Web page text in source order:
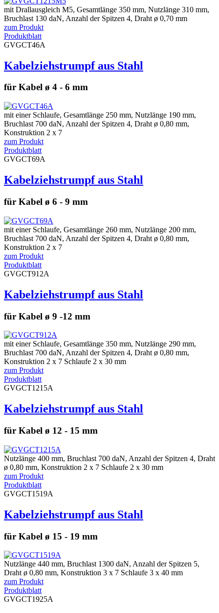
mit Drallausgleich M5, Gesamtlänge 350 mm, Nutzlänge 310 mm,
Bruchlast 130 daN, Anzahl der Spitzen 4, Draht ø 0,70 mm
zum Produkt
Produktblatt
GVGCT46A
Kabelziehstrumpf aus Stahl
für Kabel ø 4 - 6 mm
mit einer Schlaufe, Gesamtlänge 250 mm, Nutzlänge 190 mm,
Bruchlast 700 daN, Anzahl der Spitzen 4, Draht ø 0,80 mm,
Konstruktion 2 x 7
zum Produkt
Produktblatt
GVGCT69A
Kabelziehstrumpf aus Stahl
für Kabel ø 6 - 9 mm
mit einer Schlaufe, Gesamtlänge 260 mm, Nutzlänge 200 mm,
Bruchlast 700 daN, Anzahl der Spitzen 4, Draht ø 0,80 mm,
Konstruktion 2 x 7
zum Produkt
Produktblatt
GVGCT912A
Kabelziehstrumpf aus Stahl
für Kabel ø 9 -12 mm
mit einer Schlaufe, Gesamtlänge 350 mm, Nutzlänge 290 mm,
Bruchlast 700 daN, Anzahl der Spitzen 4, Draht ø 0,80 mm,
Konstruktion 2 x 7 Schlaufe 2 x 30 mm
zum Produkt
Produktblatt
GVGCT1215A
Kabelziehstrumpf aus Stahl
für Kabel ø 12 - 15 mm
Nutzlänge 400 mm, Bruchlast 700 daN, Anzahl der Spitzen 4, Draht
ø 0,80 mm, Konstruktion 2 x 7 Schlaufe 2 x 30 mm
zum Produkt
Produktblatt
GVGCT1519A
Kabelziehstrumpf aus Stahl
für Kabel ø 15 - 19 mm
Nutzlänge 440 mm, Bruchlast 1300 daN, Anzahl der Spitzen 5,
Draht ø 0,80 mm, Konstruktion 3 x 7 Schlaufe 3 x 40 mm
zum Produkt
Produktblatt
GVGCT1925A